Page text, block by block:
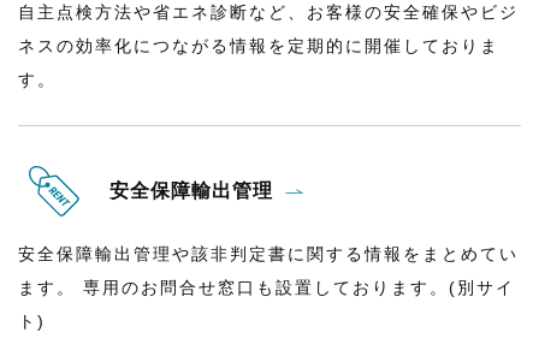
自主点検方法や省エネ診断など、お客様の安全確保やビジ
ネスの効率化につながる情報を定期的に開催しておりま
す。
安全保障輸出管理
安全保障輸出管理や該非判定書に関する情報をまとめてい
ます。 専用のお問合せ窓口も設置しております。(別サイ
ト)